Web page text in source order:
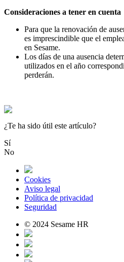
Consideraciones a tener en cuenta
Para que la renovación de
es imprescindible que el
en Sesame.
Los días de una ausencia
utilizados en el año
perderán.
¿Te ha sido útil este artículo?
Sí
No
Cookies
Aviso legal
Política de privacidad
Seguridad
© 2024 Sesame HR